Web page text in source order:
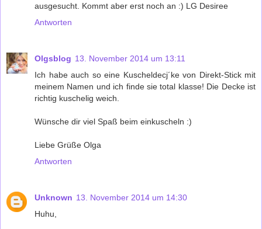
ausgesucht. Kommt aber erst noch an :) LG Desiree
Antworten
Olgsblog 13. November 2014 um 13:11
Ich habe auch so eine Kuscheldecj´ke von Direkt-Stick mit
meinem Namen und ich finde sie total klasse! Die Decke ist
richtig kuschelig weich.
Wünsche dir viel Spaß beim einkuscheln :)
Liebe Grüße Olga
Antworten
Unknown 13. November 2014 um 14:30
Huhu,